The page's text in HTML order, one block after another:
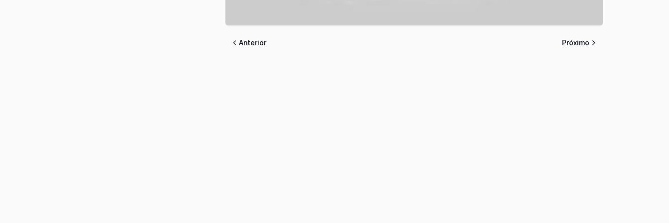
Anterior Próximo